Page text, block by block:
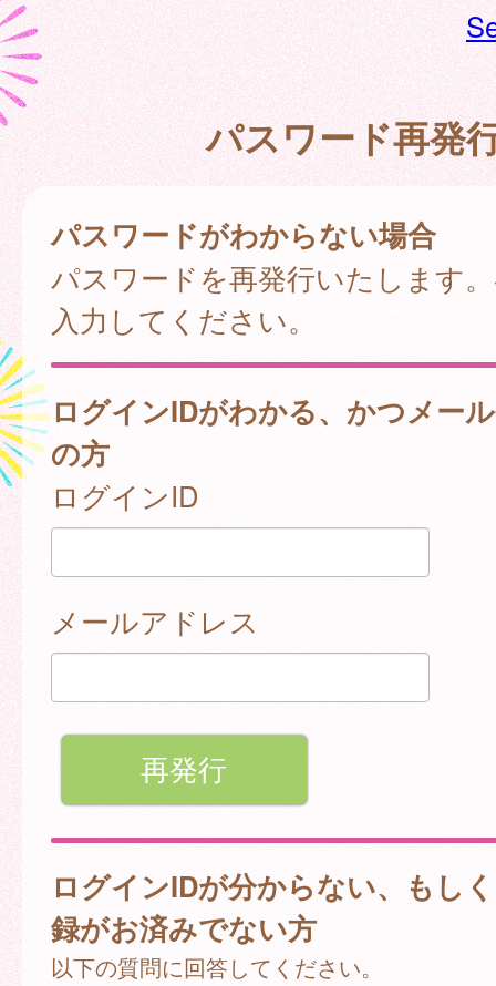
パスワード再発
パスワードがわからない場合
パスワードを再発行いたします
入力してください。
ログインIDがわかる、かつメー
の方
ログインID
メールアドレス
ログインIDが分からない、もし
録がお済みでない方
以下の質問に回答してください。